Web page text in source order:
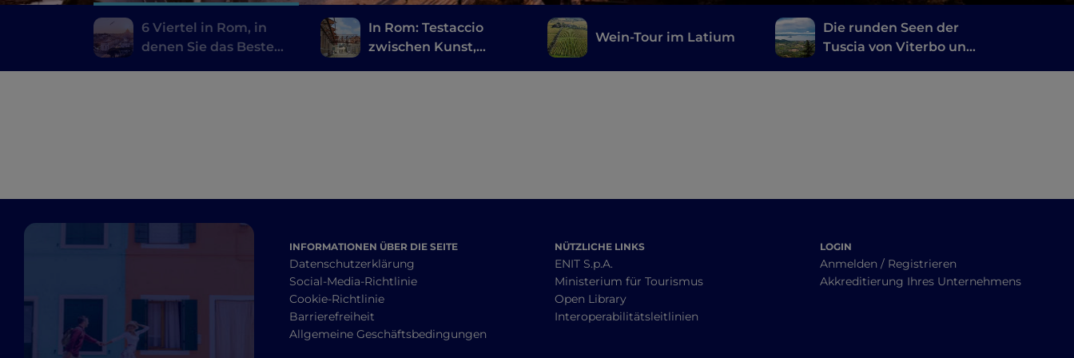
6 Viertel in Rom, in
denen Sie das Beste
In Rom: Testaccio
zwischen Kunst,
Wein-Tour im Latium
Die runden Seen der
Tuscia von Viterbo und
INFORMATIONEN ÜBER DIE SEITE
Datenschutzerklärung
Social-Media-Richtlinie
Cookie-Richtlinie
Barrierefreiheit
Allgemeine Geschäftsbedingungen
NÜTZLICHE LINKS
ENIT S.p.A.
Ministerium für Tourismus
Open Library
Interoperabilitätsleitlinien
LOGIN
Anmelden / Registrieren
Akkreditierung Ihres Unternehmens